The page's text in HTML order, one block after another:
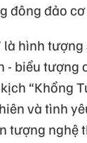
đông đảo
là hình
- biểu tượng
“Khổng
và tình
tượng nghệ